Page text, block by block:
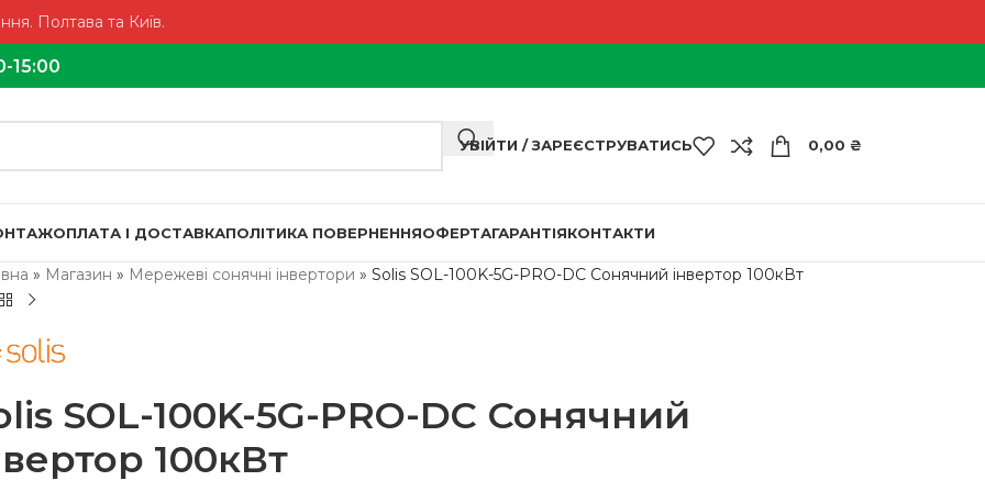
Полтава та Київ.
15:00
УВІЙТИ / ЗАРЕЄСТРУВАТИСЬ 0,00 ₴
ОПЛАТА І ДОСТАВКАПОЛІТИКА ПОВЕРНЕННЯОФЕРТАГАРАНТІЯКОНТАКТИ
» Магазин » Мережеві сонячні інвертори »Solis SOL-100K-5G-PRO-DC Сонячний інвертор 100кВт
SOL-100K-5G-PRO-DC Сонячний
100кВт